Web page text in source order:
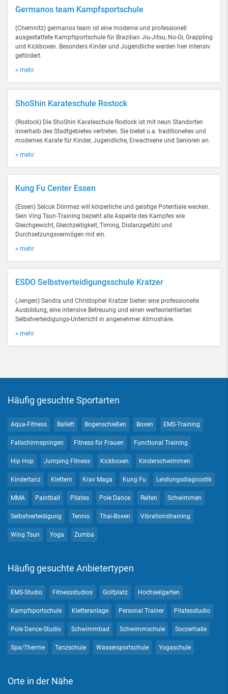
Germanos team Kampfsportschule
(Chemnitz) germanos team ist eine moderne und professionell
ausgestattete Kampfsportschule für Brazilian Jiu-Jitsu, No-Gi, Grappling
und Kickboxen. Besonders Kinder und Jugendliche werden hier intensiv
gefördert.
» mehr
ShoShin Karateschule Rostock
(Rostock) Die ShoShin Karateschule Rostock ist mit neun Standorten
innerhalb des Stadtgebietes vertreten. Sie bietet u.a. traditionelles und
modernes Karate für Kinder, Jugendliche, Erwachsene und Senioren an.
» mehr
Kung Fu Center Essen
(Essen) Selcuk Dönmez will körperliche und geistige Potentiale wecken.
Sein Ving Tsun-Training bezieht alle Aspekte des Kampfes wie
Gleichgewicht, Gleichzeitigkeit, Timing, Distanzgefühl und
Durchsetzungsvermögen mit ein.
» mehr
ESDO Selbstverteidigungsschule Kratzer
(Jengen) Sandra und Christopher Kratzer bieten eine professionelle
Ausbildung, eine intensive Betreuung und einen werteorientierten
Selbstverteidigungs-Unterricht in angenehmer Atmoshäre.
» mehr
Häufig gesuchte Sportarten
Aqua-Fitness Ballett Bogenschießen Boxen EMS-Training
Fallschirmspringen Fitness für Frauen Functional Training
Hip Hop Jumping Fitness Kickboxen Kinderschwimmen
Kindertanz Klettern Krav Maga Kung Fu Leistungsdiagnostik
MMA Paintball Pilates Pole Dance Reiten Schwimmen
Selbstverteidigung Tennis Thai-Boxen Vibrationstraining
Wing Tsun Yoga Zumba
Häufig gesuchte Anbietertypen
EMS-Studio Fitnessstudios Golfplatz Hochseilgarten
Kampfsportschule Kletteranlage Personal Trainer Pilatesstudio
Pole Dance-Studio Schwimmbad Schwimmschule Soccerhalle
Spa/Therme Tanzschule Wassersportschule Yogaschule
Orte in der Nähe